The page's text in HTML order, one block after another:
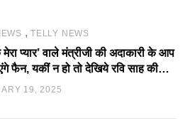
, TELLY NEWS
प्यार’ वाले मंत्रीजी की अदाकारी के आप
फैन, यकीं न हो तो देखिये रवि साह की
19, 2025